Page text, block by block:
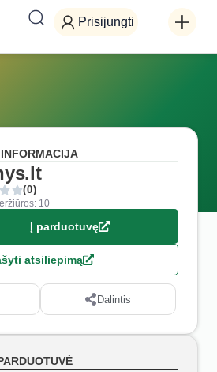
Prisijungti
(0)
10
Į parduotuvę
atsiliepimą
Dalintis